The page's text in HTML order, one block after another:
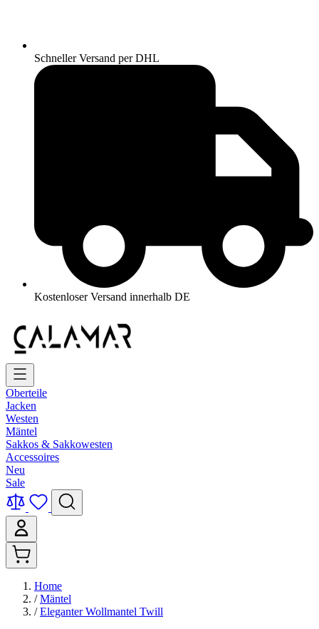
Schneller Versand per DHL
Kostenloser Versand innerhalb DE
Oberteile
Jacken
Westen
Mäntel
Sakkos & Sakkowesten
Accessoires
Neu
Sale
Home
/ Mäntel
/ Eleganter Wollmantel Twill